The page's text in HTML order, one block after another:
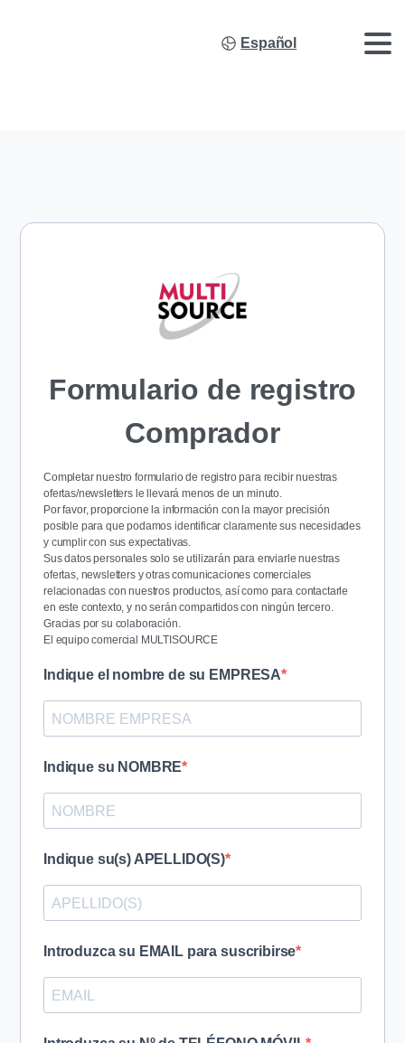
Español
Formulario de registro
Comprador
Completar nuestro formulario de registro para recibir nuestras
ofertas/newsletters le llevará menos de un minuto.
Por favor, proporcione la información con la mayor precisión
posible para que podamos identificar claramente sus necesidades
y cumplir con sus expectativas.
Sus datos personales solo se utilizarán para enviarle nuestras
ofertas, newsletters y otras comunicaciones comerciales
relacionadas con nuestros productos, así como para contactarle
en este contexto, y no serán compartidos con ningún tercero.
Gracias por su colaboración.
El equipo comercial MULTISOURCE
Indique el nombre de su EMPRESA
Indique su NOMBRE
Indique su(s) APELLIDO(S)
Introduzca su EMAIL para suscribirse